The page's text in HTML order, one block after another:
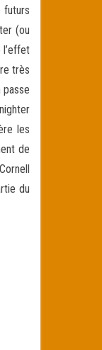
futurs
(ou
l’effet
très
passe
les
de
du